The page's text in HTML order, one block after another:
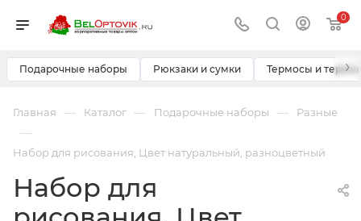
0
Подарочные наборы Рюкзаки и сумки Термосы и ›
Главная — Каталог — Подарочные наборы — Разные
—
Набор для рисования, Цвет натуральный, разноцветный
Набор для